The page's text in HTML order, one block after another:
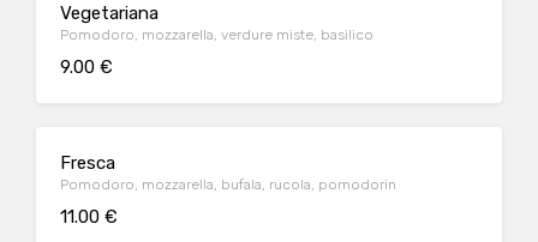
Vegetariana
Pomodoro, mozzarella, verdure miste, basilico
9.00 €
Fresca
Pomodoro, mozzarella, bufala, rucola, pomodorin
11.00 €